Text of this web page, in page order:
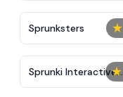
★
Sprunksters
★
Sprunki Interactive
Tunner